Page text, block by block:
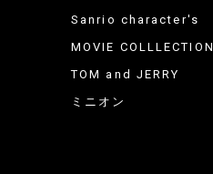
Sanrio character's
MOVIE COLLLECTION
TOM and JERRY
ミニオン